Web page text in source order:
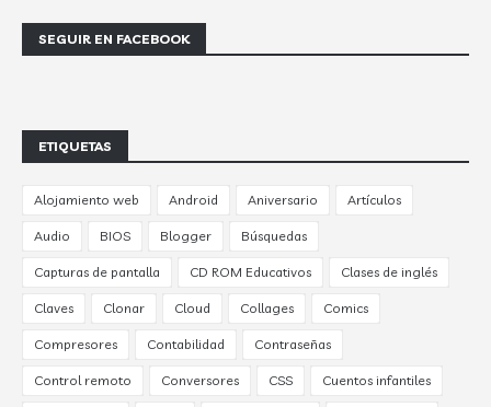
SEGUIR EN FACEBOOK
ETIQUETAS
Alojamiento web Android Aniversario Artículos
Audio BIOS Blogger Búsquedas
Capturas de pantalla CD ROM Educativos Clases de inglés
Claves Clonar Cloud Collages Comics
Compresores Contabilidad Contraseñas
Control remoto Conversores CSS Cuentos infantiles